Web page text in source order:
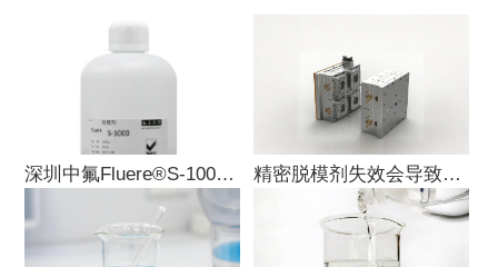
深圳中氟Fluere®S-1000 vs 模 精密脱模剂失效会导致哪些生产问题？